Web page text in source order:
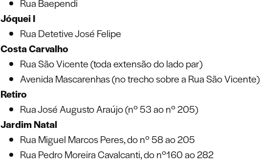
Jóquei I
Rua Detetive José Felipe
Costa Carvalho
Rua São Vicente (toda extensão do lado par)
Avenida Mascarenhas (no trecho sobre a Rua São Vicente)
Retiro
Rua José Augusto Araújo (nº 53 ao nº 205)
Jardim Natal
Rua Miguel Marcos Peres, do nº 58 ao 205
Rua Pedro Moreira Cavalcanti, do nº160 ao 282